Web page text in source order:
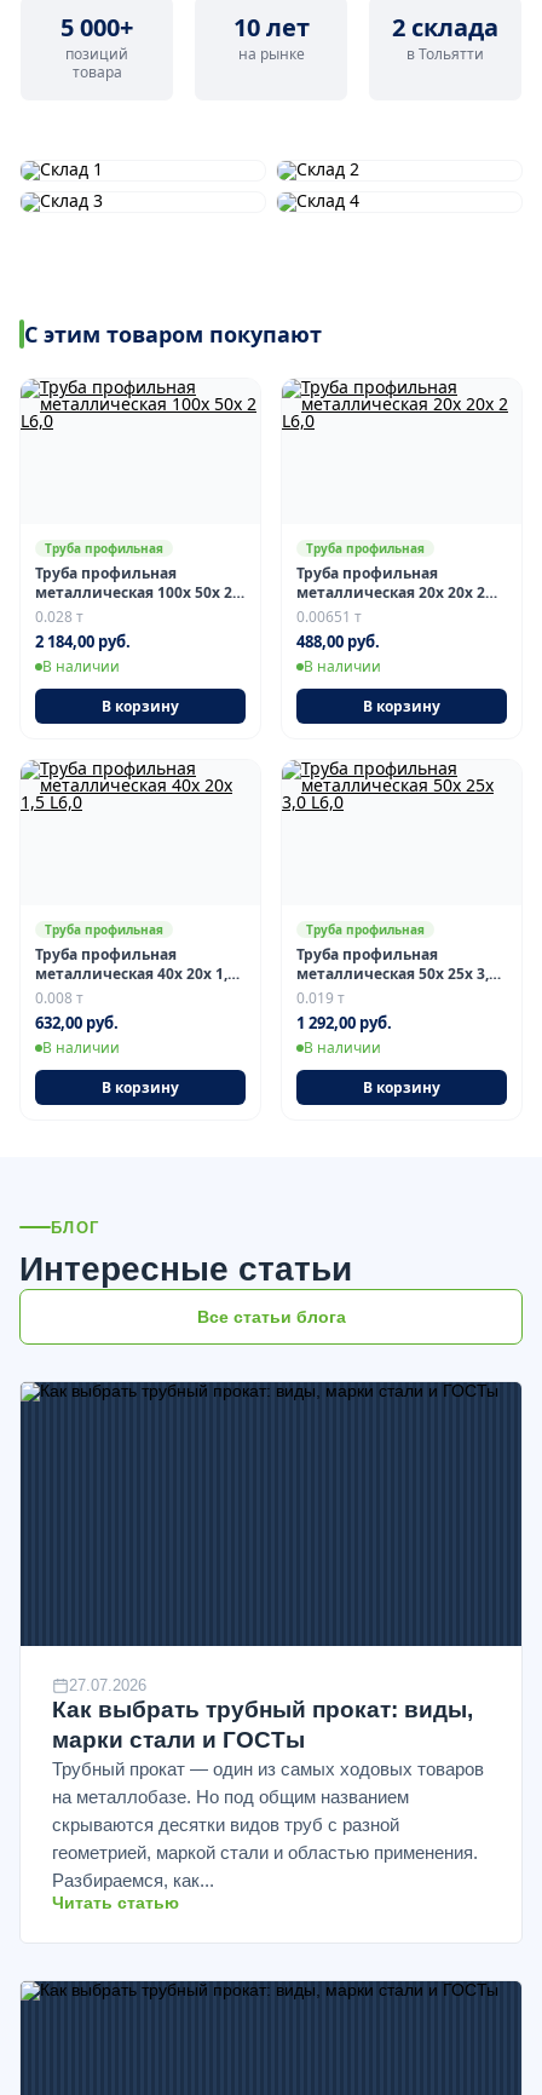
5 000+
позиций
товара
10 лет
на рынке
2 склада
в Тольятти
С этим товаром покупают
Труба профильная
Труба профильная
металлическая 100х 50х 2
L6,0
0.028 т
2 184,00 руб.
В наличии
В корзину
Труба профильная
Труба профильная
металлическая 20х 20х 2
L6,0
0.00651 т
488,00 руб.
В наличии
В корзину
Труба профильная
Труба профильная
металлическая 40х 20х 1,5
L6,0
0.008 т
632,00 руб.
В наличии
В корзину
Труба профильная
Труба профильная
металлическая 50х 25х 3,0
L6,0
0.019 т
1 292,00 руб.
В наличии
В корзину
БЛОГ
Интересные статьи
Все статьи блога
27.07.2026
Как выбрать трубный прокат: виды,
марки стали и ГОСТы
Трубный прокат — один из самых ходовых товаров
на металлобазе. Но под общим названием
скрываются десятки видов труб с разной
геометрией, маркой стали и областью применения.
Разбираемся, как...
Читать статью